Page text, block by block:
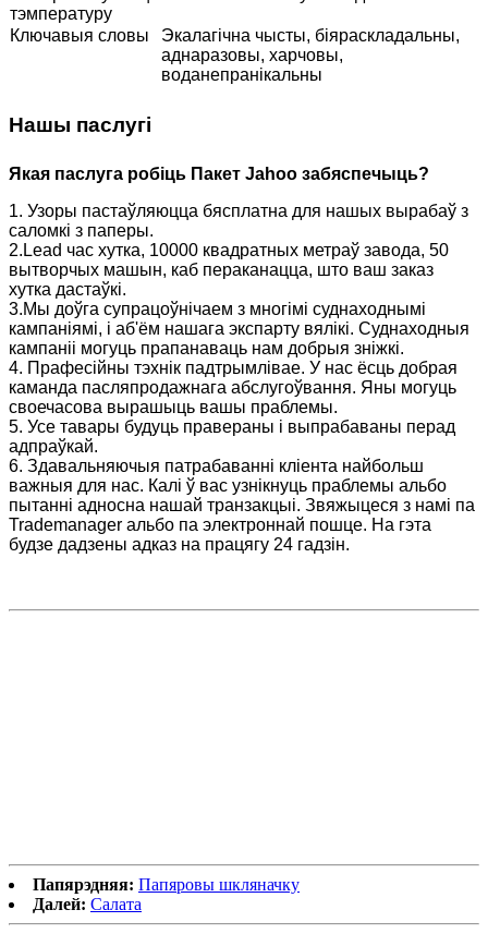
тэмпературу
Ключавыя словы
Экалагічна чысты, біяраскладальны,
аднаразовы, харчовы,
воданепранікальны
Нашы паслугі
Якая паслуга робіць Пакет Jahoo забяспечыць?
1. Узоры пастаўляюцца бясплатна для нашых вырабаў з
саломкі з паперы.
2.Lead час хутка, 10000 квадратных метраў завода, 50
вытворчых машын, каб пераканацца, што ваш заказ
хутка дастаўкі.
3.Мы доўга супрацоўнічаем з многімі суднаходнымі
кампаніямі, і аб'ём нашага экспарту вялікі. Суднаходныя
кампаніі могуць прапанаваць нам добрыя зніжкі.
4. Прафесійны тэхнік падтрымлівае. У нас ёсць добрая
каманда пасляпродажнага абслугоўвання. Яны могуць
своечасова вырашыць вашы праблемы.
5. Усе тавары будуць правераны і выпрабаваны перад
адпраўкай.
6. Здавальняючыя патрабаванні кліента найбольш
важныя для нас. Калі ў вас узнікнуць праблемы альбо
пытанні адносна нашай транзакцыі. Звяжыцеся з намі па
Trademanager альбо па электроннай пошце. На гэта
будзе дадзены адказ на працягу 24 гадзін.
Папярэдняя: Папяровы шкляначку
Далей: Салата